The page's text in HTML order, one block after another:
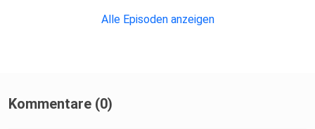
Alle Episoden anzeigen
Kommentare (0)